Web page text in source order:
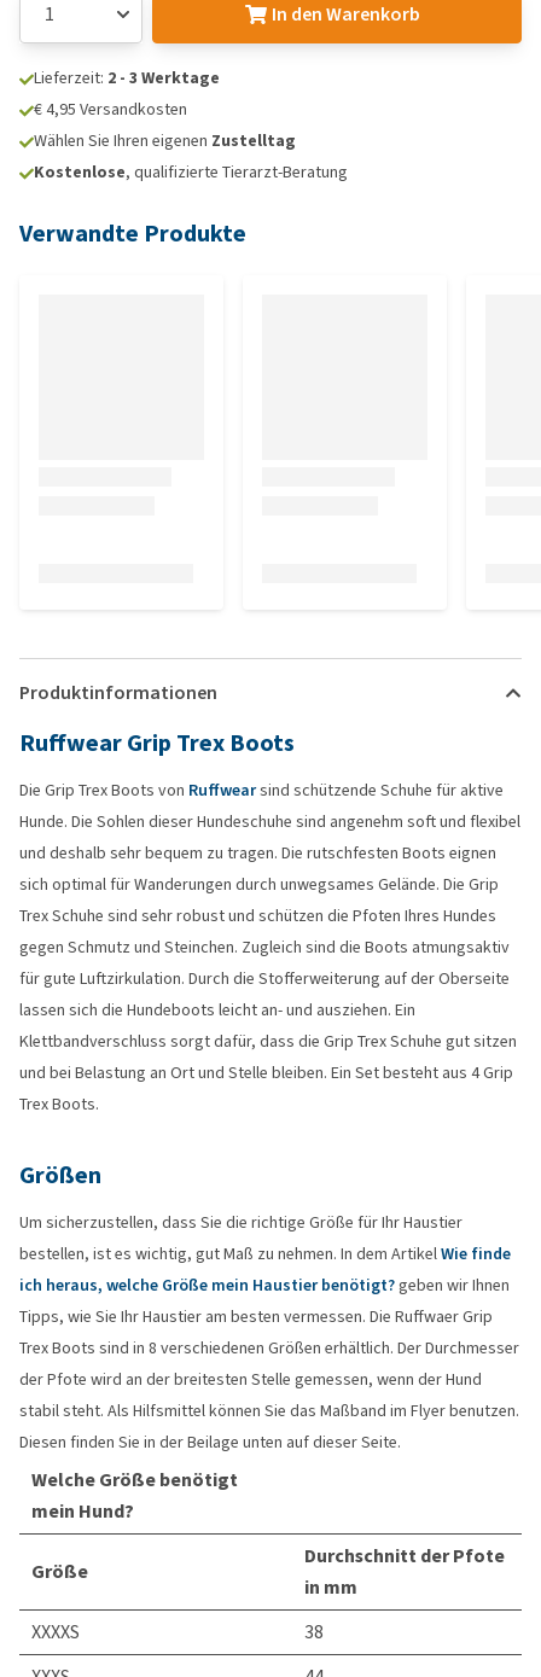
In den Warenkorb
Lieferzeit: 2 - 3 Werktage
€ 4,95 Versandkosten
Wählen Sie Ihren eigenen Zustelltag
Kostenlose, qualifizierte Tierarzt-Beratung
Verwandte Produkte
Produktinformationen
Ruffwear Grip Trex Boots
Die Grip Trex Boots von Ruffwearsind schützende Schuhe für aktive
Hunde. Die Sohlen dieser Hundeschuhe sind angenehm soft und flexibel
und deshalb sehr bequem zu tragen. Die rutschfesten Boots eignen
sich optimal für Wanderungen durch unwegsames Gelände. Die Grip
Trex Schuhe sind sehr robust und schützen die Pfoten Ihres Hundes
gegen Schmutz und Steinchen. Zugleich sind die Boots atmungsaktiv
für gute Luftzirkulation. Durch die Stofferweiterung auf der Oberseite
lassen sich die Hundeboots leicht an- und ausziehen. Ein
Klettbandverschluss sorgt dafür, dass die Grip Trex Schuhe gut sitzen
und bei Belastung an Ort und Stelle bleiben. Ein Set besteht aus 4 Grip
Trex Boots.
Größen
Um sicherzustellen, dass Sie die richtige Größe für Ihr Haustier
bestellen, ist es wichtig, gut Maß zu nehmen. In dem ArtikelWie finde
ich heraus, welche Größe mein Haustier benötigt?geben wir Ihnen
Tipps, wie Sie Ihr Haustier am besten vermessen. Die Ruffwaer Grip
Trex Boots sind in 8 verschiedenen Größen erhältlich. Der Durchmesser
der Pfote wird an der breitesten Stelle gemessen, wenn der Hund
stabil steht. Als Hilfsmittel können Sie das Maßband im Flyer benutzen.
Diesen finden Sie in der Beilage unten auf dieser Seite.
Welche Größe benötigt
mein Hund?
Größe
Durchschnitt der Pfote
in mm
XXXXS
38